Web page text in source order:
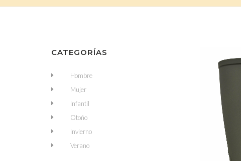
CATEGORÍAS
Hombre
Mujer
Infantil
Otoño
Invierno
Verano